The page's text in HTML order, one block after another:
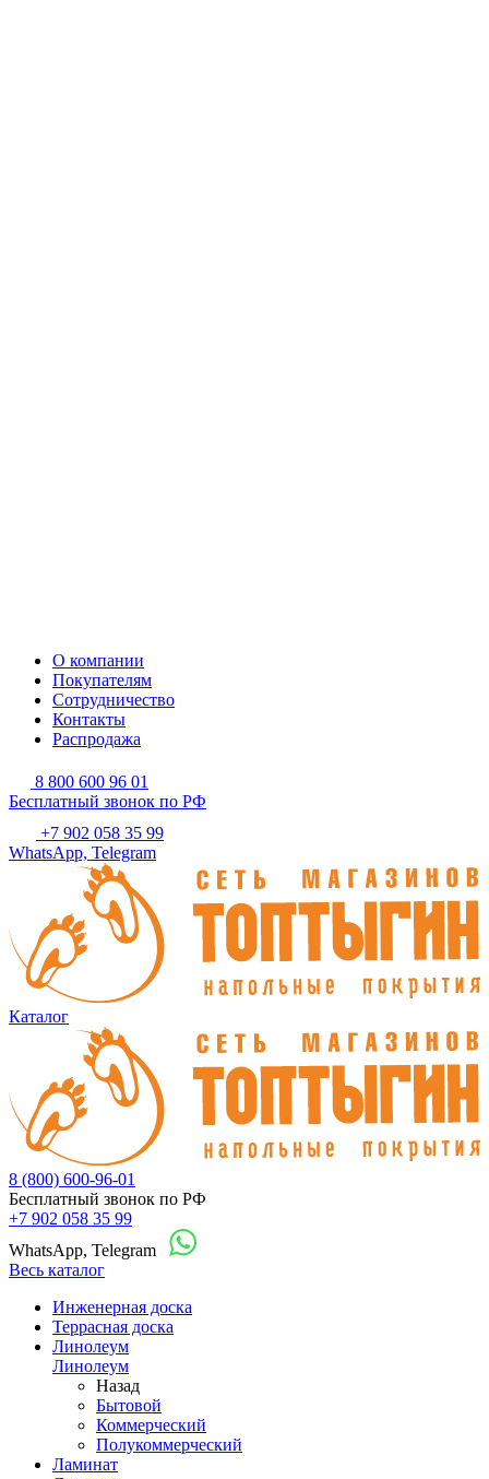
О компании
Покупателям
Сотрудничество
Контакты
Распродажа
8 800 600 96 01
Бесплатный звонок по РФ
+7 902 058 35 99
WhatsApp, Telegram
Каталог
8 (800) 600-96-01
Бесплатный звонок по РФ
+7 902 058 35 99
WhatsApp, Telegram
Весь каталог
Инженерная доска
Террасная доска
Линолеум
Линолеум
Назад
Бытовой
Коммерческий
Полукоммерческий
Ламинат